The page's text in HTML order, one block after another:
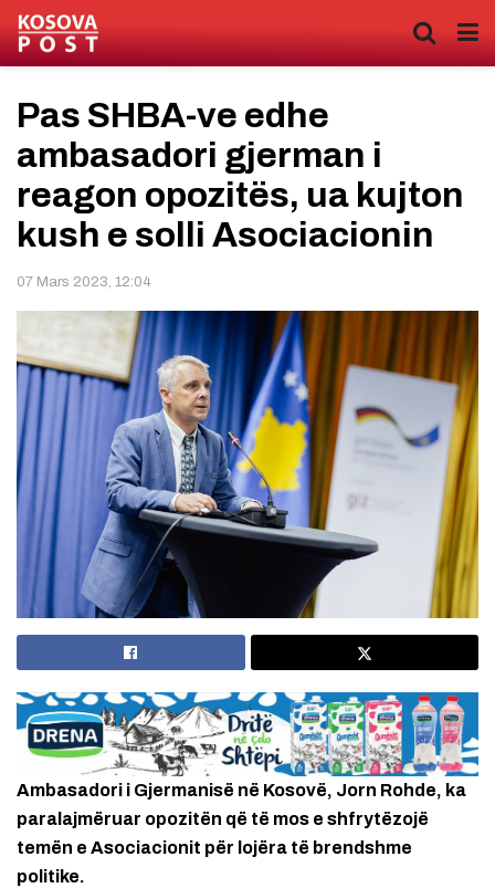
Pas SHBA-ve edhe
ambasadori gjerman i
reagon opozitës, ua kujton
kush e solli Asociacionin
07 Mars 2023, 12:04
Ambasadori i Gjermanisë në Kosovë, Jorn Rohde, ka
paralajmëruar opozitën që të mos e shfrytëzojë
temën e Asociacionit për lojëra të brendshme
politike.